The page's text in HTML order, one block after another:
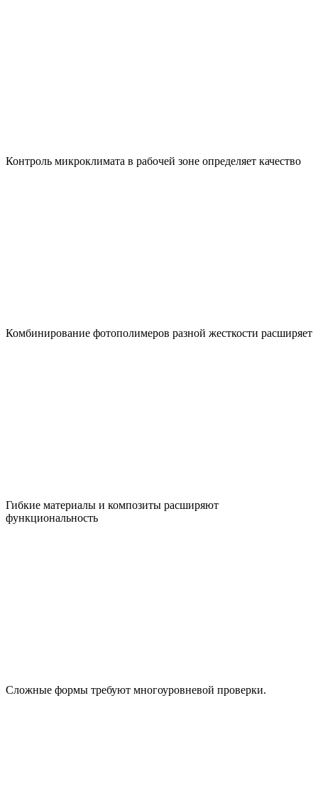
Контроль микроклимата в рабочей зоне определяет качество
Комбинирование фотополимеров разной жесткости расширяет
Гибкие материалы и композиты расширяют
функциональность
Сложные формы требуют многоуровневой проверки.